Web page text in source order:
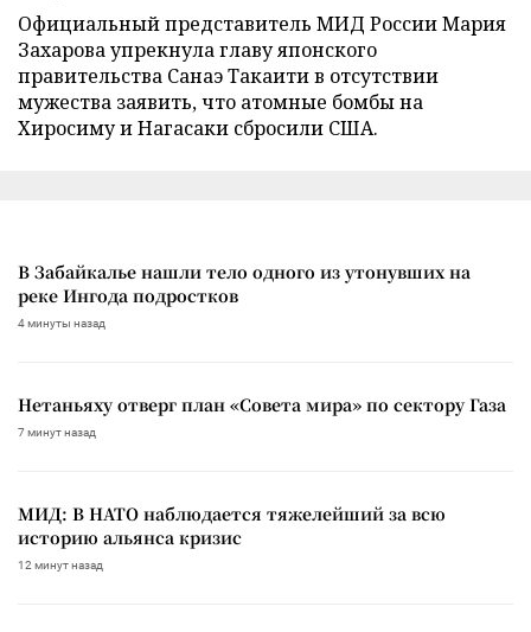
Официальный представитель МИД России Мария
Захарова упрекнула главу японского
правительства Санаэ Такаити в отсутствии
мужества заявить, что атомные бомбы на
Хиросиму и Нагасаки сбросили США.
В Забайкалье нашли тело одного из утонувших на
реке Ингода подростков
4 минуты назад
Нетаньяху отверг план «Совета мира» по сектору Газа
7 минут назад
МИД: В НАТО наблюдается тяжелейший за всю
историю альянса кризис
12 минут назад